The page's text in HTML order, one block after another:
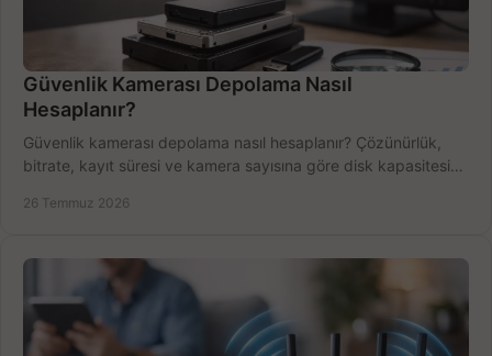
Güvenlik Kamerası Depolama Nasıl
Hesaplanır?
Güvenlik kamerası depolama nasıl hesaplanır? Çözünürlük,
bitrate, kayıt süresi ve kamera sayısına göre disk kapasitesini
26 Temmuz 2026